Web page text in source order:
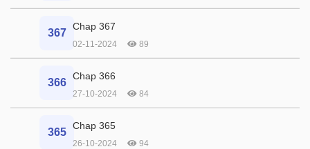
367
Chap 367
02-11-2024 89
366
Chap 366
27-10-2024 84
365
Chap 365
26-10-2024 94